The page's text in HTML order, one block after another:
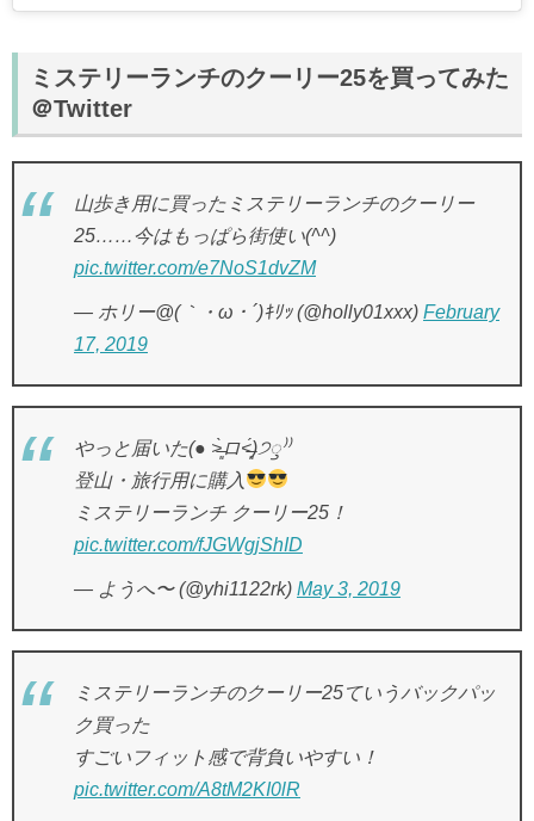
ミステリーランチのクーリー25を買ってみた
＠Twitter
山歩き用に買ったミステリーランチのクーリー
25……今はもっぱら街使い(^^)
pic.twitter.com/e7NoS1dvZM
— ホリー@(｀・ω・´)ｷﾘｯ (@holly01xxx) February
17, 2019
やっと届いた(● ˃̶͈̀ロ˂̶͈́)੭ꠥ⁾⁾
登山・旅行用に購入
ミステリーランチ クーリー25！
pic.twitter.com/fJGWgjShID
— ようへ〜 (@yhi1122rk) May 3, 2019
ミステリーランチのクーリー25ていうバックパッ
ク買った
すごいフィット感で背負いやすい！
pic.twitter.com/A8tM2KI0lR